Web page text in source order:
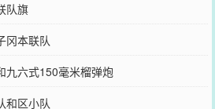
队旗
冈本联队
九六式150毫米榴弹炮
和区小队